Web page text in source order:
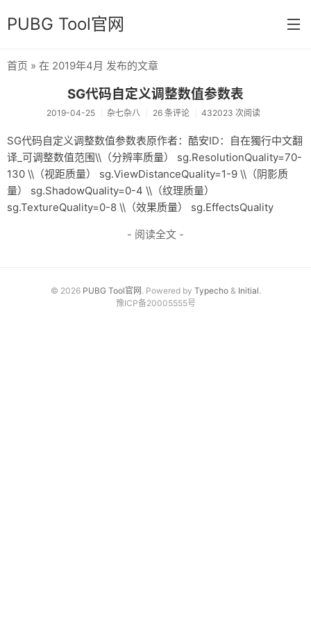
PUBG Tool官网
分类
杂七杂八
运营日常
新版发布
归档
首页 » 在 2019年4月 发布的文章
SG代码自定义调整数值参数表
2019-04-25 杂七杂八 26 条评论 432023 次阅读
SG代码自定义调整数值参数表原作者：酷安ID：自在獨行中文翻
译_可调整数值范围\\（分辨率质量） sg.ResolutionQuality=70-
130 \\（视距质量） sg.ViewDistanceQuality=1-9 \\（阴影质
量） sg.ShadowQuality=0-4 \\（纹理质量）
sg.TextureQuality=0-8 \\（效果质量） sg.EffectsQuality
- 阅读全文 -
© 2026 PUBG Tool官网 . Powered by Typecho& Initial.
豫ICP备20005555号